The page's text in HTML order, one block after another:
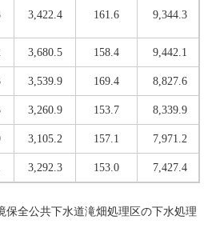
3,422.4 161.6 9,344.3
3,680.5 158.4 9,442.1
3,539.9 169.4 8,827.6
3,260.9 153.7 8,339.9
3,105.2 157.1 7,971.2
3,292.3 153.0 7,427.4
保全公共下水道滝畑処理区の下水処理